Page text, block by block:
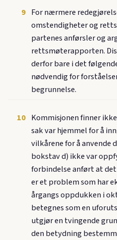
9 For nærmere
omstendigheter og
partenes anførsler og
rettsmøterapporten.
derfor bare i det
nødvendig for
begrunnelse.
10 Kommisjonen finner
sak var hjemmel for å
vilkårene for å
bokstav d) ikke var
forbindelse anført at
er et problem som har
årgangs oppdukken i
betegnes som en
utgjør en tvingende
den betydning